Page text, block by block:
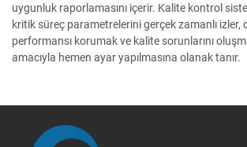
uygunluk raporlamasını içerir. Kalite kontrol
kritik süreç parametrelerini gerçek zamanlı izler,
performansı korumak ve kalite sorunlarını
amacıyla hemen ayar yapılmasına olanak tanır.